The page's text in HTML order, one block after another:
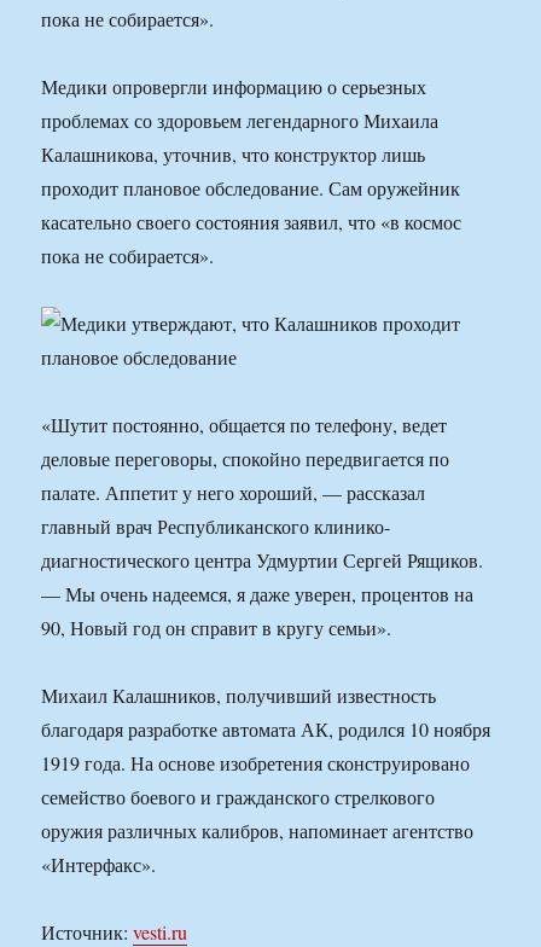
пока не собирается».
Медики опровергли информацию о серьезных
проблемах со здоровьем легендарного Михаила
Калашникова, уточнив, что конструктор лишь
проходит плановое обследование. Сам оружейник
касательно своего состояния заявил, что «в космос
пока не собирается».
«Шутит постоянно, общается по телефону, ведет
деловые переговоры, спокойно передвигается по
палате. Аппетит у него хороший, — рассказал
главный врач Республиканского клинико-
диагностического центра Удмуртии Сергей Рящиков.
— Мы очень надеемся, я даже уверен, процентов на
90, Новый год он справит в кругу семьи».
Михаил Калашников, получивший известность
благодаря разработке автомата АК, родился 10 ноября
1919 года. На основе изобретения сконструировано
семейство боевого и гражданского стрелкового
оружия различных калибров, напоминает агентство
«Интерфакс».
Источник:vesti.ru